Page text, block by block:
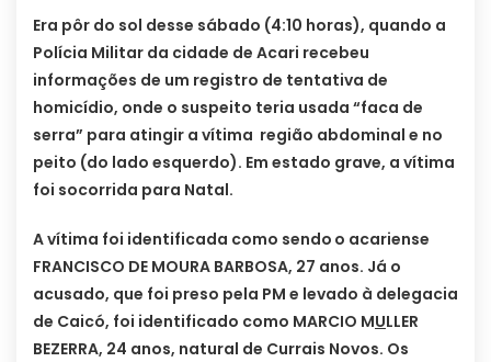
Era pôr do sol desse sábado (4:10 horas), quando a
Polícia Militar da cidade de Acari recebeu
informações de um registro de tentativa de
homicídio, onde o suspeito teria usada “faca de
serra” para atingir a vítima região abdominal e no
peito (do lado esquerdo). Em estado grave, a vítima
foi socorrida para Natal.
A vítima foi identificada como sendo o acariense
FRANCISCO DE MOURA BARBOSA, 27 anos. Já o
acusado, que foi preso pela PM e levado à delegacia
de Caicó, foi identificado como MARCIO MULLER
BEZERRA, 24 anos, natural de Currais Novos. Os